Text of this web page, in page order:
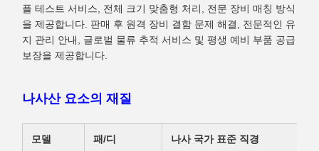
플 테스트 서비스, 전체 크기 맞춤형 처리, 전문 장비 매칭 방식
을 제공합니다. 판매 후 원격 장비 결함 문제 해결, 전문적인 유
지 관리 안내, 글로벌 물류 추적 서비스 및 평생 예비 부품 공급
보장을 제공합니다.
나사산 요소의 재질
모델 패/디 나사 국가 표준 직경